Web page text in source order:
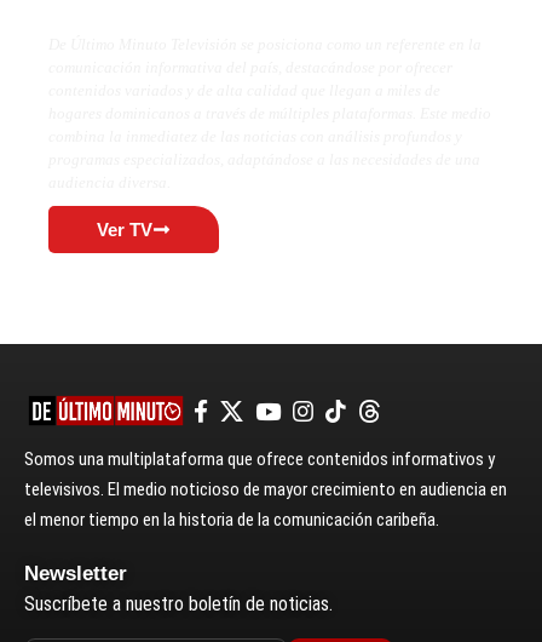
Ver TV
Somos una multiplataforma que ofrece contenidos informativos y
televisivos. El medio noticioso de mayor crecimiento en audiencia en
el menor tiempo en la historia de la comunicación caribeña.
Newsletter
Suscríbete a nuestro boletín de noticias.